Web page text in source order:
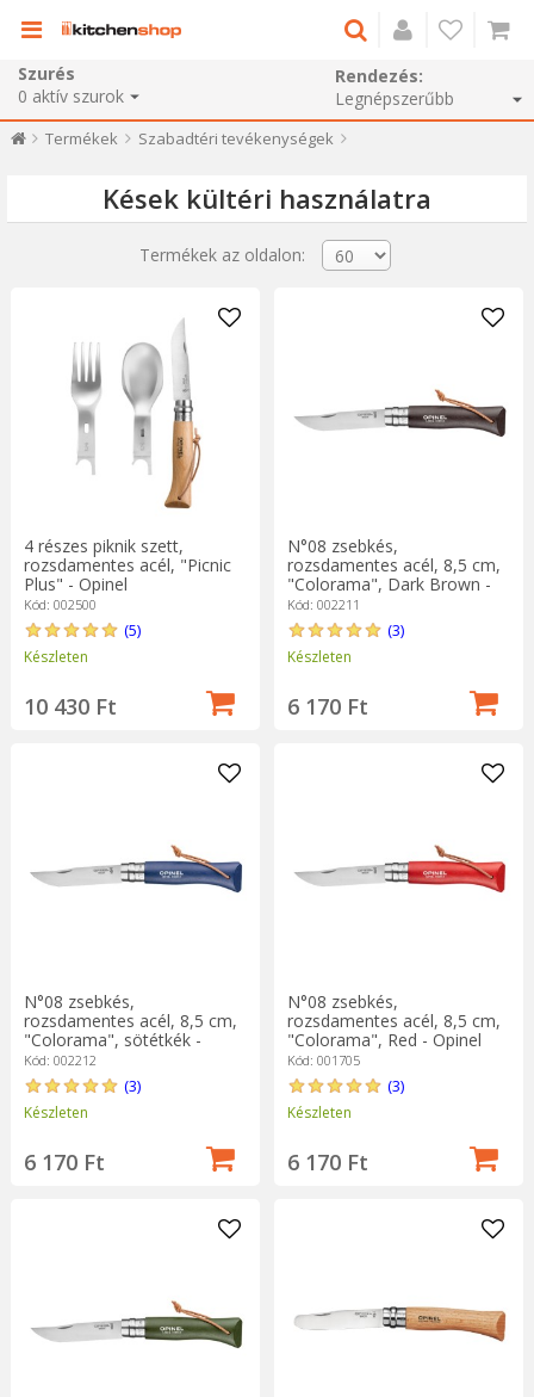
Szurés
0 aktív szurok
Rendezés:
Termékek Szabadtéri tevékenységek
Kések kültéri használatra
Termékek az oldalon:
4 részes piknik szett,
rozsdamentes acél, "Picnic
Plus" - Opinel
Kód: 002500
(5)
Készleten
10 430 Ft
N°08 zsebkés,
rozsdamentes acél, 8,5 cm,
"Colorama", Dark Brown -
Opinel
Kód: 002211
(3)
Készleten
6 170 Ft
N°08 zsebkés,
rozsdamentes acél, 8,5 cm,
"Colorama", sötétkék -
Opinel
Kód: 002212
(3)
Készleten
6 170 Ft
N°08 zsebkés,
rozsdamentes acél, 8,5 cm,
"Colorama", Red - Opinel
Kód: 001705
(3)
Készleten
6 170 Ft